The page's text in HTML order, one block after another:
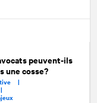
peuvent-ils
une cosse?
|
|